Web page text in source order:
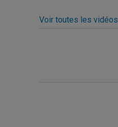
Voir toutes les vidéos